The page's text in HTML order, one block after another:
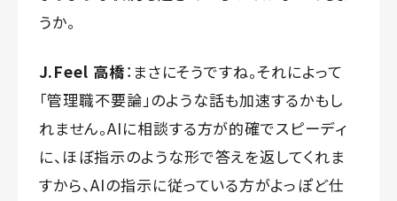
うか。
J.Feel 高橋：まさにそうですね。それによって
「管理職不要論」のような話も加速するかもし
れません。AIに相談する方が的確でスピーディ
に、ほぼ指示のような形で答えを返してくれま
すから、AIの指示に従っている方がよっぽど仕